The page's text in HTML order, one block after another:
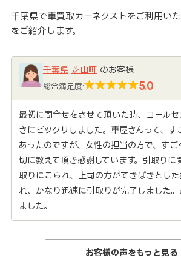
千葉県で車買取カーネクストをご利用い
をご紹介します。
千葉県 芝山町のお客様
総合満足度: 5.0
最初に問合せをさせて頂いた時、コール
さにビックリしました。車屋さんって、す
あったのですが、女性の担当の方で、す
切に教えて頂き感謝しています。引取りに
取りにこられ、上司の方がてきぱきとした
れ、かなり迅速に引取りが完了しました
ました。
お客様の声をもっと見る